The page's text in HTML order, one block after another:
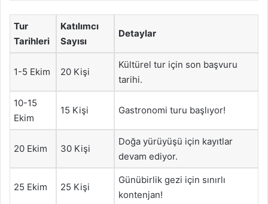
Tur
Tarihleri
Katılımcı
Sayısı
Detaylar
1-5 Ekim 20 Kişi
Kültürel tur için son başvuru
tarihi.
10-15
Ekim
15 Kişi Gastronomi turu başlıyor!
20 Ekim 30 Kişi
Doğa yürüyüşü için kayıtlar
devam ediyor.
25 Ekim 25 Kişi
Günübirlik gezi için sınırlı
kontenjan!